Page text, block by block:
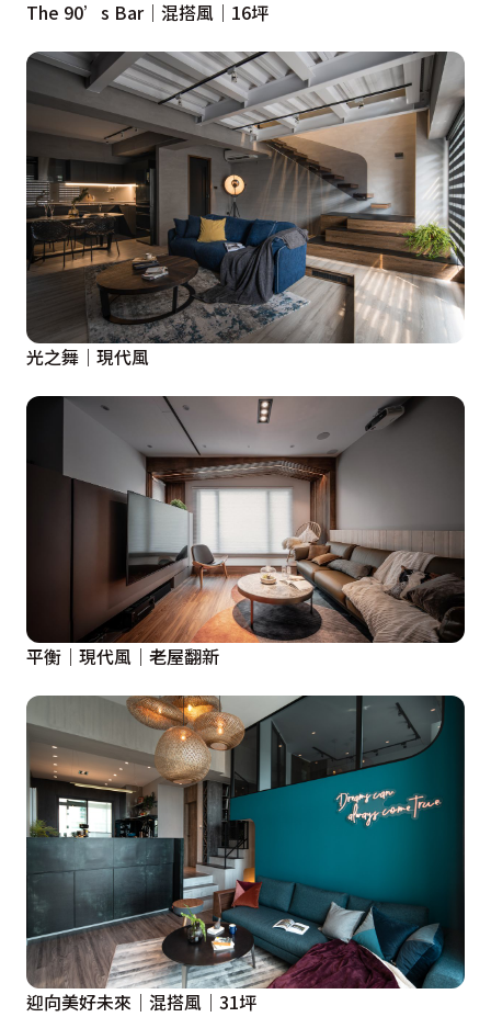
The 90’s Bar｜混搭風｜16坪
光之舞｜現代風
平衡｜現代風｜老屋翻新
迎向美好未來｜混搭風｜31坪